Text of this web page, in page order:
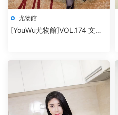
尤物館
[YouWu尤物館]VOL.174 文靜